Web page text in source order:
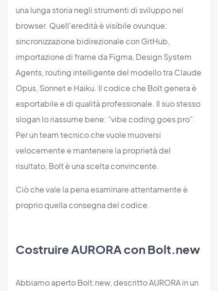
una lunga storia negli strumenti di sviluppo nel
browser. Quell'eredità è visibile ovunque:
sincronizzazione bidirezionale con GitHub,
importazione di frame da Figma, Design System
Agents, routing intelligente del modello tra Claude
Opus, Sonnet e Haiku. Il codice che Bolt genera è
esportabile e di qualità professionale. Il suo stesso
slogan lo riassume bene: "vibe coding goes pro".
Per un team tecnico che vuole muoversi
velocemente e mantenere la proprietà del
risultato, Bolt è una scelta convincente.
Ciò che vale la pena esaminare attentamente è
proprio quella consegna del codice.
Costruire AURORA con Bolt.new
Abbiamo aperto Bolt.new, descritto AURORA in un